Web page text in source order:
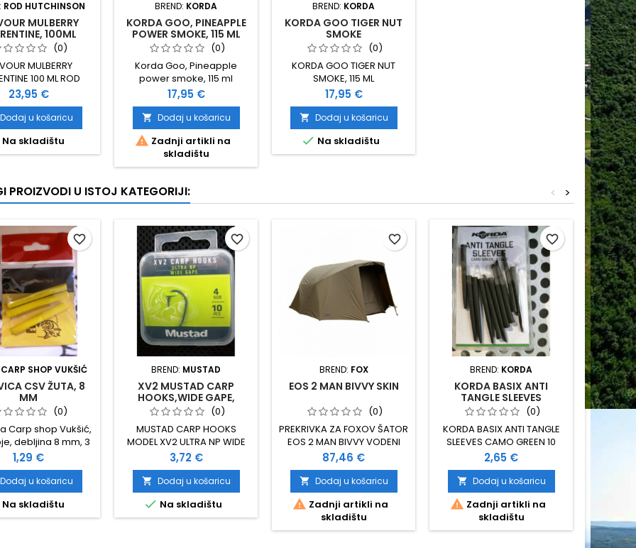
ROD HUTCHINSON
MULBERRY
100ML
(0)
MULBERRY
100 ML ROD
HUTCHINSON
Cijena
23,95 €
Dodaj u košaricu
Na skladištu
BREND: KORDA
KORDA GOO, PINEAPPLE
POWER SMOKE, 115 ML
(0)
Korda Goo, Pineapple
power smoke, 115 ml
Cijena
17,95 €
 Dodaj u košaricu
 Zadnji artikli na
skladištu
BREND: KORDA
KORDA GOO TIGER NUT
SMOKE
(0)
KORDA GOO TIGER NUT
SMOKE, 115 ML
Cijena
17,95 €
 Dodaj u košaricu
 Na skladištu
PROIZVODI U ISTOJ KATEGORIJI: >
<
CARP SHOP VUKŠIĆ
CSV ŽUTA, 8
MM
(0)
Carp shop Vukšić,
debljina 8 mm, 3
u pakovanju
Cijena
1,29 €
Dodaj u košaricu
Na skladištu
favorite_border
BREND: MUSTAD
XV2 MUSTAD CARP
HOOKS,WIDE GAPE,
VELIČINA 4(0)
MUSTAD CARP HOOKS
MODEL XV2 ULTRA NP WIDE
GAPE VELIČINA 4 10 KOMADA
U PAKOVANJU
Cijena
3,72 €
 Dodaj u košaricu
 Na skladištu
favorite_border
BREND: FOX
EOS 2 MAN BIVVY SKIN
(0)
PREKRIVKA ZA FOXOV ŠATOR
EOS 2 MAN BIVVY VODENI
STUPAC 8000 TEŽINA 1,8 KG
Cijena
87,46 €
 Dodaj u košaricu
 Zadnji artikli na
skladištu
favorite_border
BREND: KORDA
KORDA BASIX ANTI
TANGLE SLEEVES
(0)
KORDA BASIX ANTI TANGLE
SLEEVES CAMO GREEN 10
KOMADA U PAKIRANJU
Cijena
2,65 €
 Dodaj u košaricu
 Zadnji artikli na
skladištu
favorite_border
BREND: